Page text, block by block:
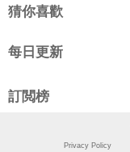
猜你喜歡
每日更新
訂閲榜
Privacy Policy